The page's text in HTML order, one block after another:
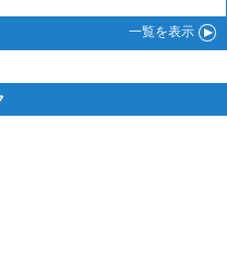
一覧を表示